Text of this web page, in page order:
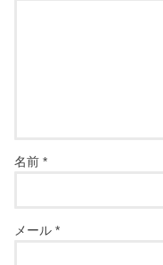
名前*
メール*